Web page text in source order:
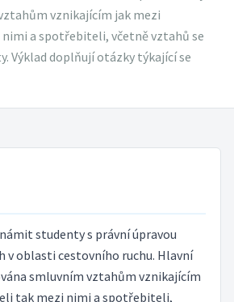
vznikajícím jak mezi
a spotřebiteli, včetně vztahů se
Výklad doplňují otázky týkající se
studenty s právní úpravou
v oblasti cestovního ruchu. Hlavní
smluvním vztahům vznikajícím
tak mezi nimi a spotřebiteli,